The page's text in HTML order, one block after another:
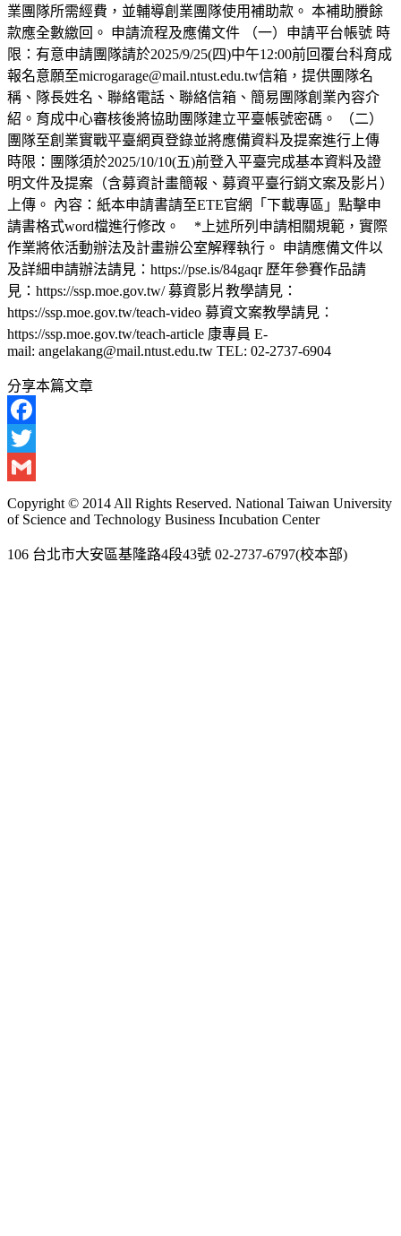
業團隊所需經費，並輔導創業團隊使用補助款。 本補助賸餘
款應全數繳回。 申請流程及應備文件 （一）申請平台帳號 時
限：有意申請團隊請於2025/9/25(四)中午12:00前回覆台科育成
報名意願至microgarage@mail.ntust.edu.tw信箱，提供團隊名
稱、隊長姓名、聯絡電話、聯絡信箱、簡易團隊創業內容介
紹。育成中心審核後將協助團隊建立平臺帳號密碼。 （二）
團隊至創業實戰平臺網頁登錄並將應備資料及提案進行上傳
時限：團隊須於2025/10/10(五)前登入平臺完成基本資料及證
明文件及提案（含募資計畫簡報、募資平臺行銷文案及影片）
上傳。 內容：紙本申請書請至ETE官網「下載專區」點擊申
請書格式word檔進行修改。 *上述所列申請相關規範，實際
作業將依活動辦法及計畫辦公室解釋執行。 申請應備文件以
及詳細申請辦法請見：https://pse.is/84gaqr 歷年參賽作品請
見：https://ssp.moe.gov.tw/ 募資影片教學請見：
https://ssp.moe.gov.tw/teach-video 募資文案教學請見：
https://ssp.moe.gov.tw/teach-article 康專員 E-
mail: angelakang@mail.ntust.edu.tw TEL: 02-2737-6904
分享本篇文章
Facebook
Twitter
Gmail
Copyright © 2014 All Rights Reserved. National Taiwan University
of Science and Technology Business Incubation Center
106 台北市大安區基隆路4段43號 02-2737-6797(校本部)